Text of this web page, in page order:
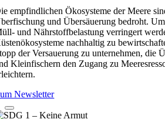
empfindlichen Ökosysteme der Meere
und Übersäuerung bedroht.
und Nährstoffbelastung verringert
nachhaltig zu
der Versauerung zu unternehmen, die
Kleinfischern den Zugang zu
Newsletter